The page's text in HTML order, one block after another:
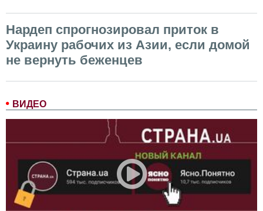
ВИДЕО
Нардеп спрогнозировал приток в
Украину рабочих из Азии, если домой
не вернуть беженцев